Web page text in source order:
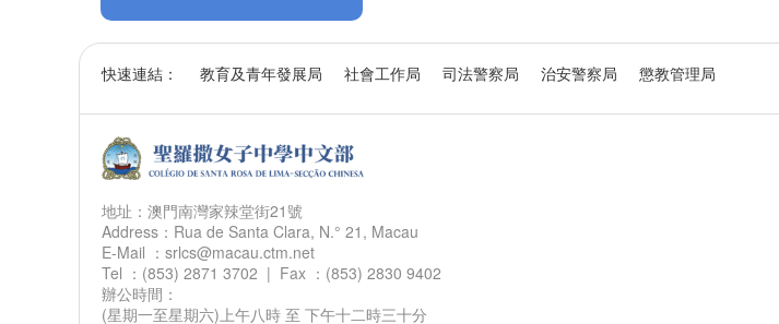
快速連結： 教育及青年發展局 社會工作局 司法警察局 治安警察局 懲教管理局
地址：澳門南灣家辣堂街21號
Address：Rua de Santa Clara, N.° 21, Macau
E-Mail ：srlcs@macau.ctm.net
Tel ：(853) 2871 3702 | Fax ：(853) 2830 9402
辦公時間：
(星期一至星期六)上午八時 至 下午十二時三十分